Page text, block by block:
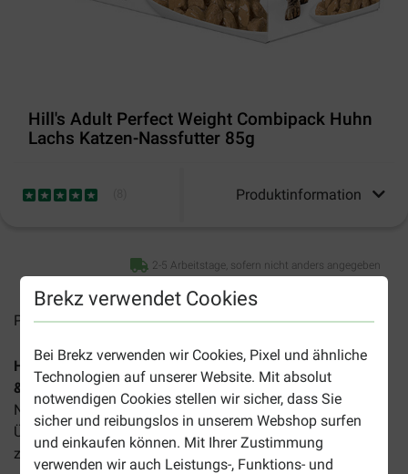
Brekz verwendet Cookies
Bei Brekz verwenden wir Cookies, Pixel und ähnliche
Technologien auf unserer Website. Mit absolut
notwendigen Cookies stellen wir sicher, dass Sie
sicher und reibungslos in unserem Webshop surfen
und einkaufen können. Mit Ihrer Zustimmung
verwenden wir auch Leistungs-, Funktions- und
Hill's Adult Perfect Weight Combipack Huhn
Lachs Katzen-Nassfutter 85g
Produktinformation
2-5 Arbeitstage, sofern nicht anders angegeben
Preise inkl. MwSt zzgl.Versandkosten
Hill's Science Plan Adult Perfect Weight Kombipack Huhn
& Lachs (Portionsbeutel à 85 g)ist ein leicht verdauliches
Nassfutter für erwachsene Katzen mit (einer Neigung zu)
Übergewicht. Es hilft ihnen, auf einem gesunden Gewicht
zu bleiben.